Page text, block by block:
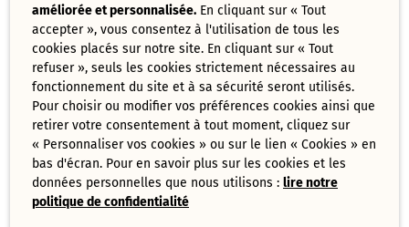
Ordre du jour du Conseil Municipal 17
mars 2025
PDF - 73,70 Ko
Tout
télécharger
Juin
améliorée et personnalisée. En cliquant sur « Tout
accepter », vous consentez à l'utilisation de tous les
cookies placés sur notre site. En cliquant sur « Tout
refuser », seuls les cookies strictement nécessaires au
fonctionnement du site et à sa sécurité seront utilisés.
Pour choisir ou modifier vos préférences cookies ainsi que
retirer votre consentement à tout moment, cliquez sur
« Personnaliser vos cookies » ou sur le lien « Cookies » en
bas d'écran. Pour en savoir plus sur les cookies et les
données personnelles que nous utilisons :lire notre
politique de confidentialité